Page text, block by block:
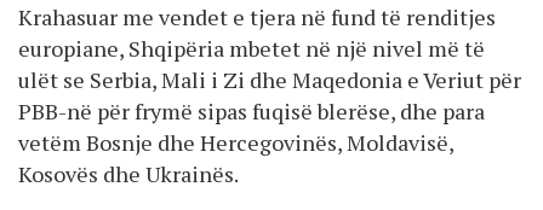
Krahasuar me vendet e tjera në fund të renditjes
europiane, Shqipëria mbetet në një nivel më të
ulët se Serbia, Mali i Zi dhe Maqedonia e Veriut për
PBB-në për frymë sipas fuqisë blerëse, dhe para
vetëm Bosnje dhe Hercegovinës, Moldavisë,
Kosovës dhe Ukrainës.